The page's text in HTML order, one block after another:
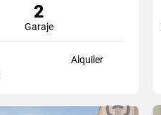
2
Garaje
Alquiler